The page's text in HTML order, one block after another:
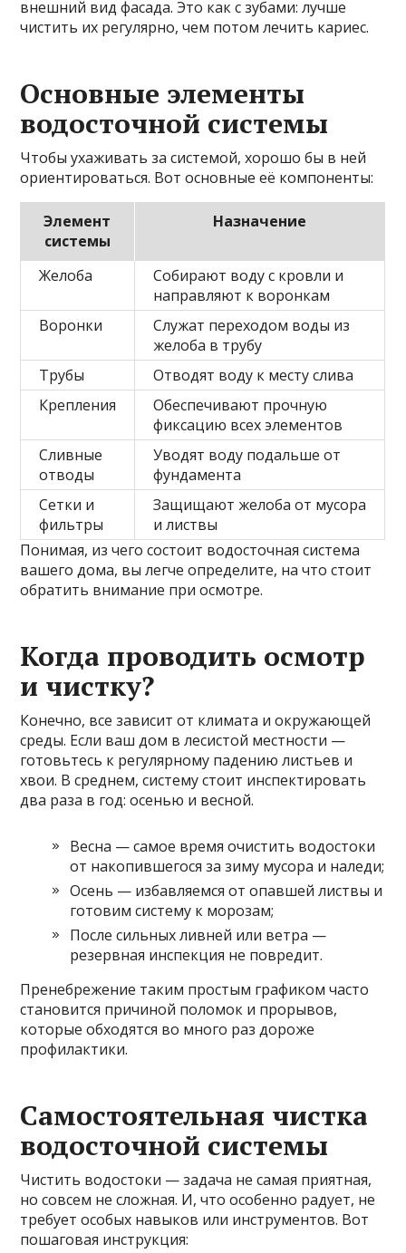
внешний вид фасада. Это как с зубами: лучше
чистить их регулярно, чем потом лечить кариес.
Основные элементы
водосточной системы
Чтобы ухаживать за системой, хорошо бы в ней
ориентироваться. Вот основные её компоненты:
Элемент
системы
Назначение
Желоба
Собирают воду с кровли и
направляют к воронкам
Воронки
Служат переходом воды из
желоба в трубу
Трубы
Отводят воду к месту слива
Крепления
Обеспечивают прочную
фиксацию всех элементов
Сливные
отводы
Уводят воду подальше от
фундамента
Сетки и
фильтры
Защищают желоба от мусора
и листвы
Понимая, из чего состоит водосточная система
вашего дома, вы легче определите, на что стоит
обратить внимание при осмотре.
Когда проводить осмотр
и чистку?
Конечно, все зависит от климата и окружающей
среды. Если ваш дом в лесистой местности —
готовьтесь к регулярному падению листьев и
хвои. В среднем, систему стоит инспектировать
два раза в год: осенью и весной.
Весна — самое время очистить водостоки
от накопившегося за зиму мусора и наледи;
Осень — избавляемся от опавшей листвы и
готовим систему к морозам;
После сильных ливней или ветра —
резервная инспекция не повредит.
Пренебрежение таким простым графиком часто
становится причиной поломок и прорывов,
которые обходятся во много раз дороже
профилактики.
Самостоятельная чистка
водосточной системы
Чистить водостоки — задача не самая приятная,
но совсем не сложная. И, что особенно радует, не
требует особых навыков или инструментов. Вот
пошаговая инструкция: